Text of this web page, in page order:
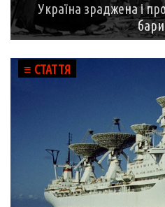
Україна зраджена і
≡ СТАТТЯ